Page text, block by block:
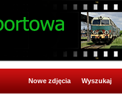
Nowe zdjęcia Wyszukaj